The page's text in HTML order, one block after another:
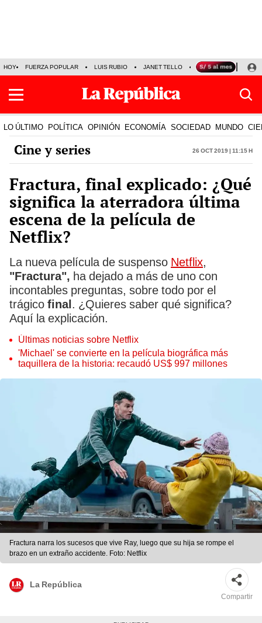
HOY FUERZA POPULAR LUIS RUBIO JANET TELLO PRECIO DEL DÓLAR
LO ÚLTIMO POLÍTICA OPINIÓN ECONOMÍA SOCIEDAD MUNDO
Cine y series 26 Oct 2019 | 11:15 h
Fractura, final explicado: ¿Qué
significa la aterradora última
escena de la película de
Netflix?
La nueva película de suspenso Netflix,
"Fractura", ha dejado a más de uno con
incontables preguntas, sobre todo por el
trágico final. ¿Quieres saber qué significa?
Aquí la explicación.
Últimas noticias sobre Netflix
'Michael' se convierte en la película biográfica más
taquillera de la historia: recaudó US$ 997 millones
Fractura narra los sucesos que vive Ray, luego que su hija se rompe el
brazo en un extraño accidente. Foto: Netflix
La República
Compartir